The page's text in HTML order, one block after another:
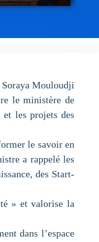
Mouloudji
le ministère de
et les projets des
le savoir en
a rappelé les
des Start-
» et valorise la
dans l’espace